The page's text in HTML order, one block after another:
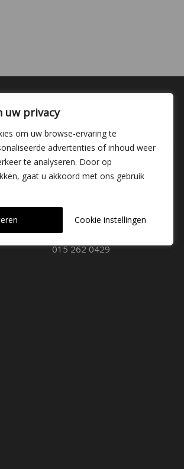
uw privacy
om uw browse-ervaring te
advertenties of inhoud weer
te analyseren. Door op
gaat u akkoord met ons gebruik
Cookie instellingen
Kwekerij Delfgauw
Vrederustlaan 10
2645 AW Delfgauw
info@dehoogorchids.com
015 262 0429